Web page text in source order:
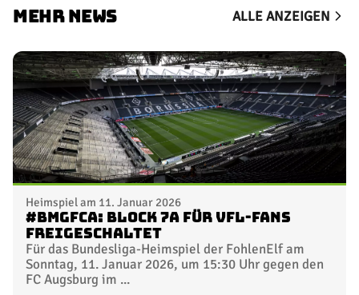
MEHR NEWS ALLE ANZEIGEN
Heimspiel am 11. Januar 2026
#BMGFCA: Block 7A für VfL-Fans
freigeschaltet
Für das Bundesliga-Heimspiel der FohlenElf am
Sonntag, 11. Januar 2026, um 15:30 Uhr gegen den
FC Augsburg im ...